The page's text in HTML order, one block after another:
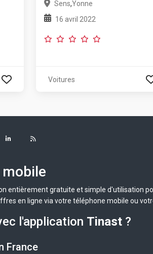
Sens,Yonne
16 avril 2022
Voitures
entièrement gratuite et simple d'utilisation
en ligne via votre téléphone mobile ou
l'application Tinast ?
France